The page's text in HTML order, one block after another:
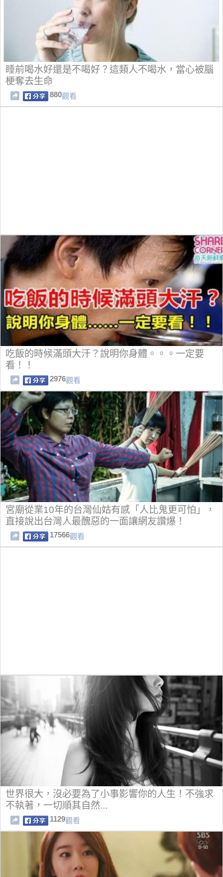
睡前喝水好還是不喝好？這類人不喝水，當心被腦
梗奪去生命
880觀看
吃飯的時候滿頭大汗？說明你身體。。。一定要
看！！
2976觀看
宮廟從業10年的台灣仙姑有感「人比鬼更可怕」，
直接說出台灣人最醜惡的一面讓網友讚爆！
17566觀看
世界很大，沒必要為了小事影響你的人生！不強求
不執著，一切順其自然...
1129觀看